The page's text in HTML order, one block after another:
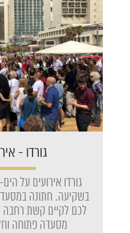
גורדו -
גורדו אירועים על
בשקיעה. חתונה
לכם לקיים קשת רחבה
מסעדה פתוחה